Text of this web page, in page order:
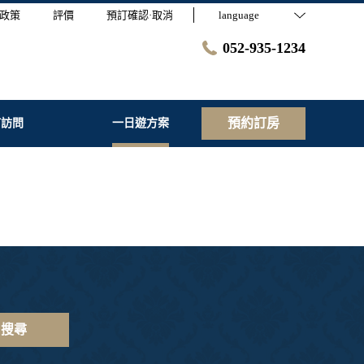
策 評價 預訂確認·取消 language
052-935-1234
問 一日遊方案 預約訂房
搜尋